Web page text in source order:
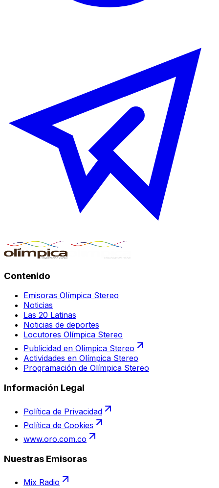
Contenido
Emisoras Olímpica Stereo
Noticias
Las 20 Latinas
Noticias de deportes
Locutores Olímpica Stereo
Publicidad en Olímpica Stereo
Actividades en Olímpica Stereo
Programación de Olímpica Stereo
Información Legal
Política de Privacidad
Política de Cookies
www.oro.com.co
Nuestras Emisoras
Mix Radio